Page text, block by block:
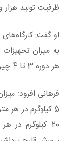
ظرفیت تولید هزار و 340 تن قارچ دکمه‌ای فعال
او گفت: کارگاه‌های
هر دوره 3 تا 4 چین قارچ خوراکی از آن برداشت می‌شود.
20 کیلوگرم